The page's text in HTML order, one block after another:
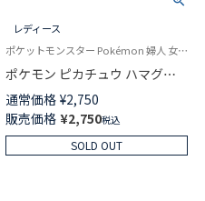
レディース
ポケットモンスター Pokémon 婦人 女性 部屋用
ポケモン ピカチュウ ハマグリ
パイル ルームソックス ワンポ
イント刺しゅう 足底滑り止め付
き カジュアル 室内用 レディー
ス 03308804
通常価格 ¥2,750
販売価格 ¥2,750税込
SOLD OUT